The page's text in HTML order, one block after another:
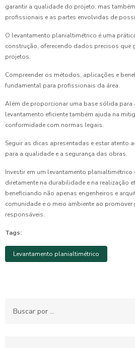
garantir a qualidade do projeto, mas
profissionais e as partes envolvidas de
O levantamento planialtimétrico é uma
construção, oferecendo dados precisos que
projetos.
Compreender os métodos, aplicações e
fundamental para profissionais da área.
Além de proporcionar uma base sólida para
levantamento eficiente também ajuda na
conformidade com normas legais.
Seguir as dicas apresentadas e estar atento
para a qualidade e a segurança das obras.
Investir em um levantamento planialtimétrico
diretamente na durabilidade e na realização
beneficiando não apenas engenheiros e
comunidade e o meio ambiente ao
responsáveis.
Tags:
Levantamento planialtimétrico